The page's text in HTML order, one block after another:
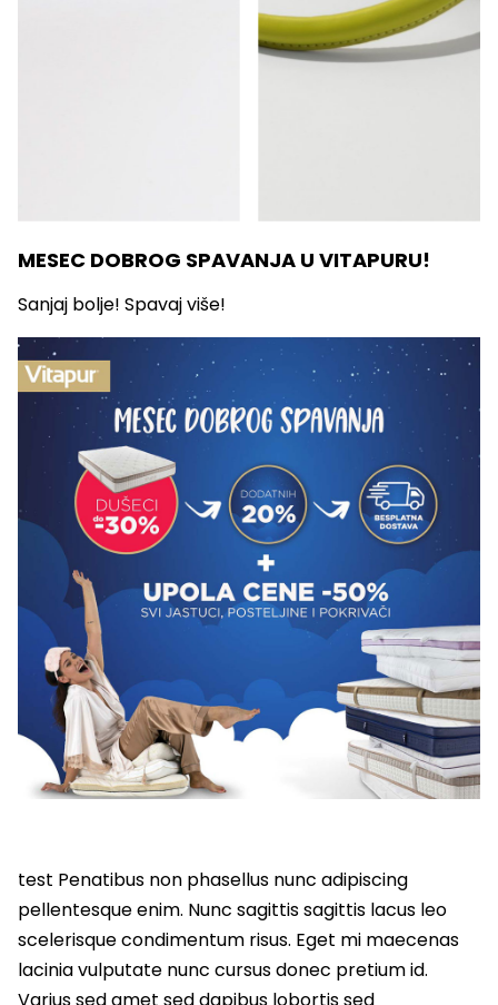
MESEC DOBROG SPAVANJA U VITAPURU!
Sanjaj bolje! Spavaj više!
test Penatibus non phasellus nunc adipiscing
pellentesque enim. Nunc sagittis sagittis lacus leo
scelerisque condimentum risus. Eget mi maecenas
lacinia vulputate nunc cursus donec pretium id.